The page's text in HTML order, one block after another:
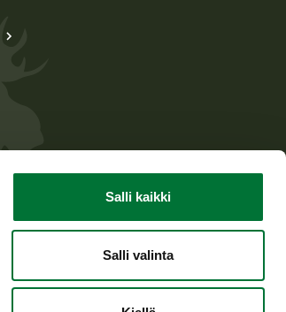
Salli kaikki
Salli valinta